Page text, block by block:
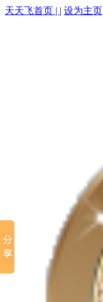
天天飞首页 | | 设为主页